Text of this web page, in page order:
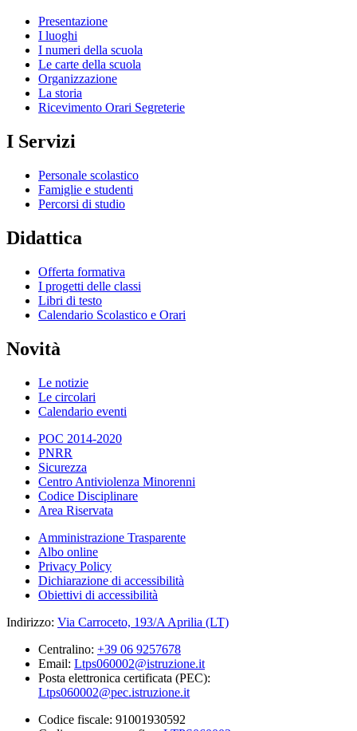
Presentazione
I luoghi
I numeri della scuola
Le carte della scuola
Organizzazione
La storia
Ricevimento Orari Segreterie
I Servizi
Personale scolastico
Famiglie e studenti
Percorsi di studio
Didattica
Offerta formativa
I progetti delle classi
Libri di testo
Calendario Scolastico e Orari
Novità
Le notizie
Le circolari
Calendario eventi
POC 2014-2020
PNRR
Sicurezza
Centro Antiviolenza Minorenni
Codice Disciplinare
Area Riservata
Amministrazione Trasparente
Albo online
Privacy Policy
Dichiarazione di accessibilità
Obiettivi di accessibilità
Indirizzo: Via Carroceto, 193/A Aprilia (LT)
Centralino: +39 06 9257678
Email: Ltps060002@istruzione.it
Posta elettronica certificata (PEC):
Ltps060002@pec.istruzione.it
Codice fiscale: 91001930592